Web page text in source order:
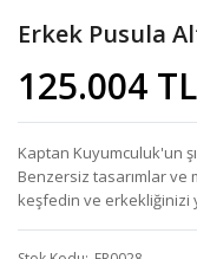
Erkek Pusula
125.004 TL
Kaptan Kuyumculuk'un
Benzersiz tasarımlar ve
keşfedin ve erkekliğinizi